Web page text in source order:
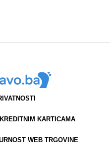
KARTICAMA
WEB TRGOVINE